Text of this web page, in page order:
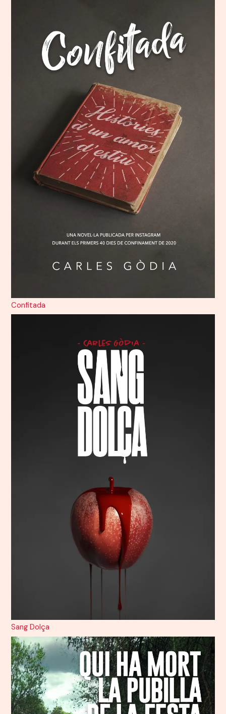
Confitada
Sang Dolça